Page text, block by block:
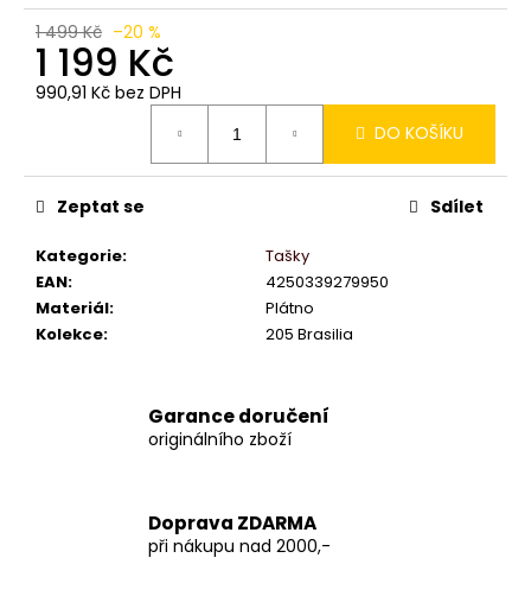
1 499 Kč –20 %
1 199 Kč
990,91 Kč bez DPH
DO KOŠÍKU
Kategorie:
Tašky
EAN:
4250339279950
Materiál:
Plátno
Kolekce: 205 Brasilia
Zeptat se Sdílet
Garance doručení
originálního zboží
Doprava ZDARMA
při nákupu nad 2000,-